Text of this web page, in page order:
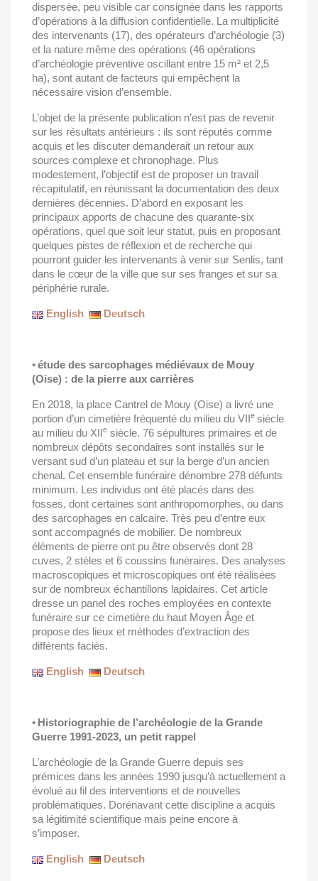
dispersée, peu visible car consignée dans les rapports
d’opérations à la diffusion confidentielle. La multiplicité
des intervenants (17), des opérateurs d’archéologie (3)
et la nature même des opérations (46 opérations
d’archéologie préventive oscillant entre 15 m² et 2,5
ha), sont autant de facteurs qui empêchent la
nécessaire vision d’ensemble.
L’objet de la présente publication n’est pas de revenir
sur les résultats antérieurs : ils sont réputés comme
acquis et les discuter demanderait un retour aux
sources complexe et chronophage. Plus
modestement, l’objectif est de proposer un travail
récapitulatif, en réunissant la documentation des deux
dernières décennies. D’abord en exposant les
principaux apports de chacune des quarante-six
opérations, quel que soit leur statut, puis en proposant
quelques pistes de réflexion et de recherche qui
pourront guider les intervenants à venir sur Senlis, tant
dans le cœur de la ville que sur ses franges et sur sa
périphérie rurale.
English Deutsch
•étude des sarcophages médiévaux de Mouy
(Oise) : de la pierre aux carrières
En 2018, la place Cantrel de Mouy (Oise) a livré une
portion d’un cimetière fréquenté du milieu du VIIe siècle
au milieu du XIIe siècle. 76 sépultures primaires et de
nombreux dépôts secondaires sont installés sur le
versant sud d’un plateau et sur la berge d’un ancien
chenal. Cet ensemble funéraire dénombre 278 défunts
minimum. Les individus ont été placés dans des
fosses, dont certaines sont anthropomorphes, ou dans
des sarcophages en calcaire. Très peu d’entre eux
sont accompagnés de mobilier. De nombreux
éléments de pierre ont pu être observés dont 28
cuves, 2 stèles et 6 coussins funéraires. Des analyses
macroscopiques et microscopiques ont été réalisées
sur de nombreux échantillons lapidaires. Cet article
dresse un panel des roches employées en contexte
funéraire sur ce cimetière du haut Moyen Âge et
propose des lieux et méthodes d’extraction des
différents faciès.
English Deutsch
• Historiographie de l’archéologie de la Grande
Guerre 1991-2023, un petit rappel
L’archéologie de la Grande Guerre depuis ses
prémices dans les années 1990 jusqu’à actuellement a
évolué au fil des interventions et de nouvelles
problématiques. Dorénavant cette discipline a acquis
sa légitimité scientifique mais peine encore à
s’imposer.
English Deutsch